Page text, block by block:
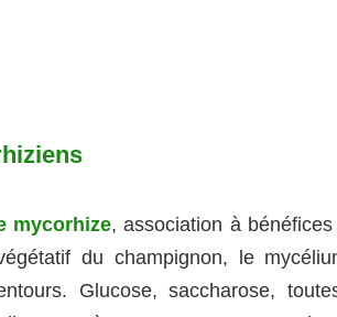
mycorhize, association à
du champignon, le
Glucose, saccharose,